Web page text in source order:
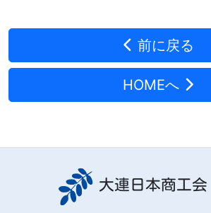
前に戻る
HOMEへ
大連日本商工会